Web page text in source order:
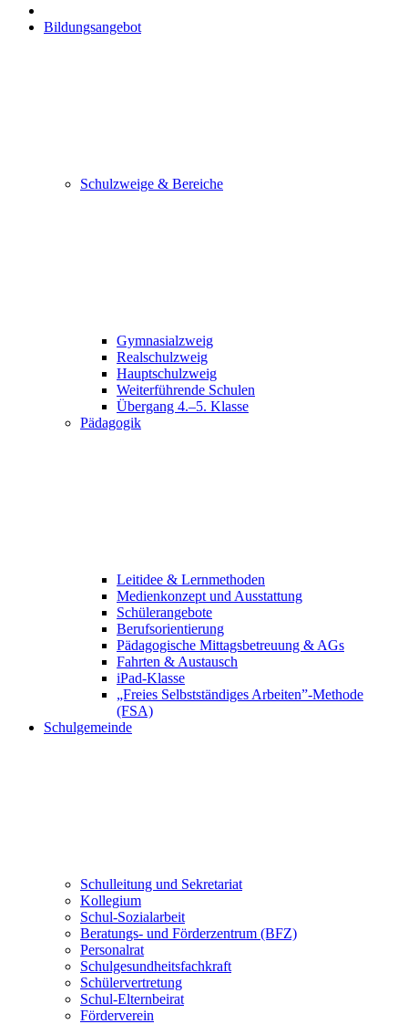
Bildungsangebot
Schulzweige & Bereiche
Gymnasialzweig
Realschulzweig
Hauptschulzweig
Weiterführende Schulen
Übergang 4.–5. Klasse
Pädagogik
Leitidee & Lernmethoden
Medienkonzept und Ausstattung
Schülerangebote
Berufsorientierung
Pädagogische Mittagsbetreuung & AGs
Fahrten & Austausch
iPad-Klasse
„Freies Selbstständiges Arbeiten”-Methode
(FSA)
Schulgemeinde
Schulleitung und Sekretariat
Kollegium
Schul-Sozialarbeit
Beratungs- und Förderzentrum (BFZ)
Personalrat
Schulgesundheitsfachkraft
Schülervertretung
Schul-Elternbeirat
Förderverein